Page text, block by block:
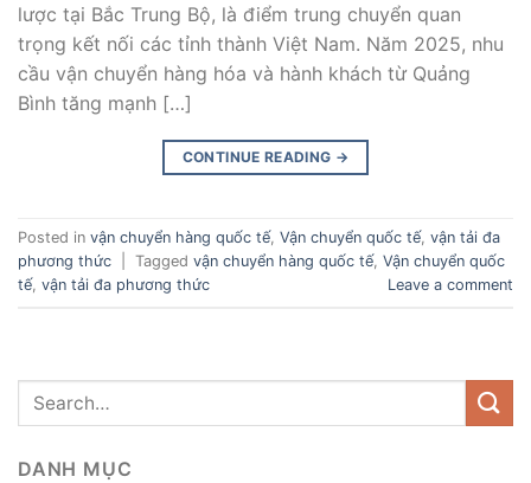
lược tại Bắc Trung Bộ, là điểm trung chuyển quan
trọng kết nối các tỉnh thành Việt Nam. Năm 2025, nhu
cầu vận chuyển hàng hóa và hành khách từ Quảng
Bình tăng mạnh […]
CONTINUE READING →
Posted in vận chuyển hàng quốc tế, Vận chuyển quốc tế, vận tải đa
phương thức
Tagged vận chuyển hàng quốc tế, Vận chuyển quốc
tế, vận tải đa phương thức Leave a comment
DANH MỤC